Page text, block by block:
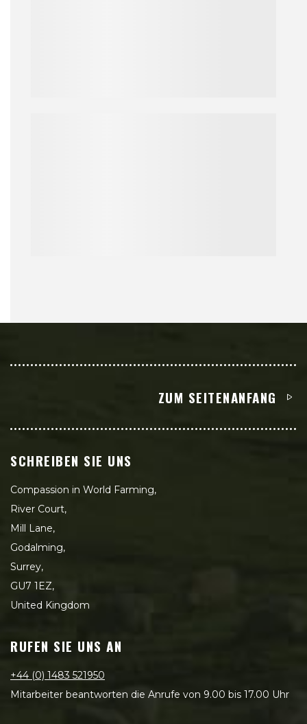
ZUM SEITENANFANG
SCHREIBEN SIE UNS
Compassion in World Farming,
River Court,
Mill Lane,
Godalming,
Surrey,
GU7 1EZ,
United Kingdom
RUFEN SIE UNS AN
+44 (0) 1483 521950
Mitarbeiter beantworten die Anrufe von 9.00 bis 17.00 Uhr